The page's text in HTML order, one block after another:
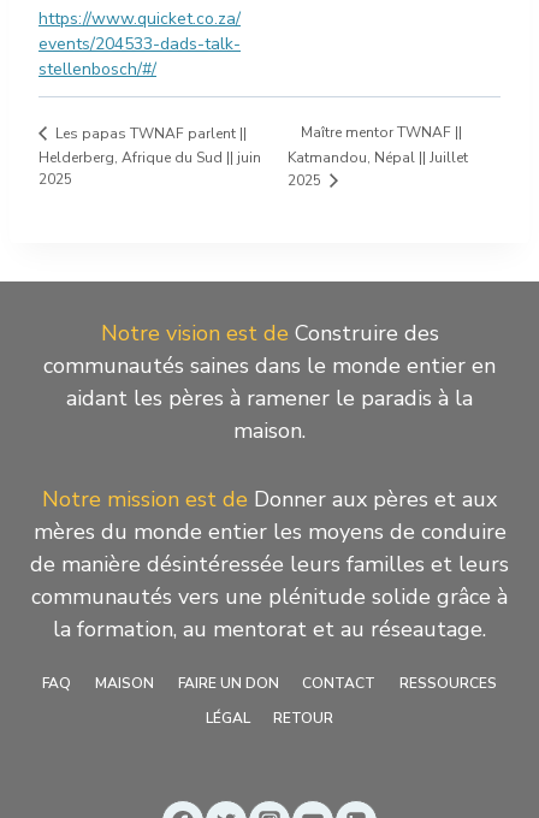
https://www.quicket.co.za/
events/204533-dads-talk-
stellenbosch/#/
Les papas TWNAF parlent ||
Helderberg, Afrique du Sud || juin
2025
Maître mentor TWNAF ||
Katmandou, Népal || Juillet
2025
Notre vision est de Construire des
communautés saines dans le monde entier en
aidant les pères à ramener le paradis à la
maison.
Notre mission est de Donner aux pères et aux
mères du monde entier les moyens de conduire
de manière désintéressée leurs familles et leurs
communautés vers une plénitude solide grâce à
la formation, au mentorat et au réseautage.
FAQ MAISON FAIRE UN DON CONTACT
RESSOURCES
LÉGAL
RETOUR